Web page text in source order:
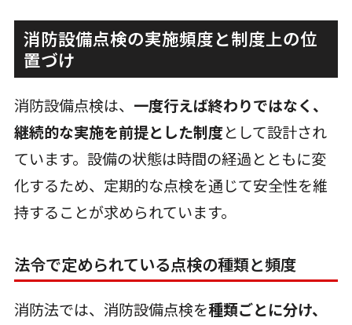
消防設備点検の実施頻度と制度上の位
置づけ
消防設備点検は、 一度行えば終わりではなく、
継続的な実施を前提とした制度として設計され
ています。設備の状態は時間の経過とともに変
化するため、定期的な点検を通じて安全性を維
持することが求められています。
法令で定められている点検の種類と頻度
消防法では、消防設備点検を種類ごとに分け、